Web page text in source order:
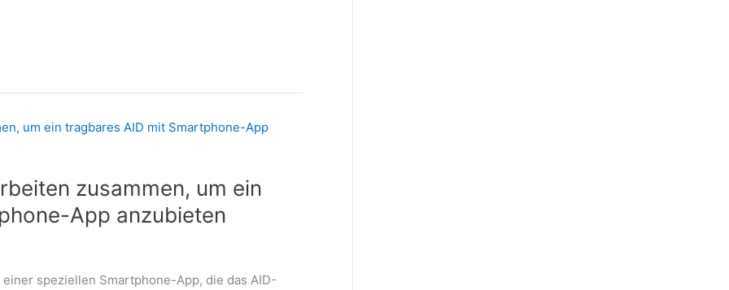
zusammen, um ein
App anzubieten
speziellen Smartphone-App, die das AID-